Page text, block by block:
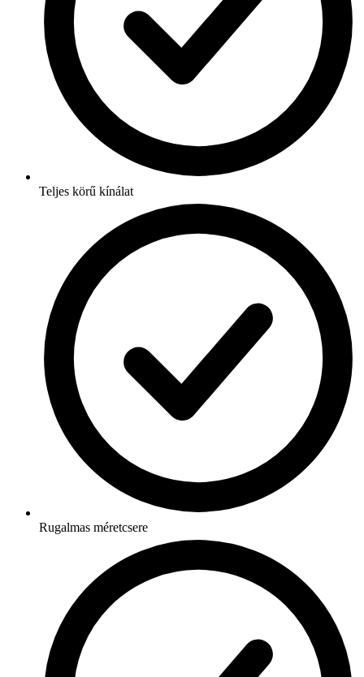
Teljes körű kínálat
Rugalmas méretcsere